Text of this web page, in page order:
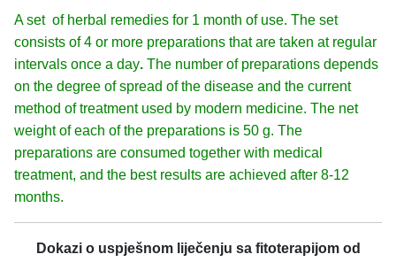
A set of herbal remedies for 1 month of use. The set
consists of 4 or more preparations that are taken at regular
intervals once a day. The number of preparations depends
on the degree of spread of the disease and the current
method of treatment used by modern medicine. The net
weight of each of the preparations is 50 g. The
preparations are consumed together with medical
treatment, and the best results are achieved after 8-12
months.
Dokazi o uspješnom liječenju sa fitoterapijom od